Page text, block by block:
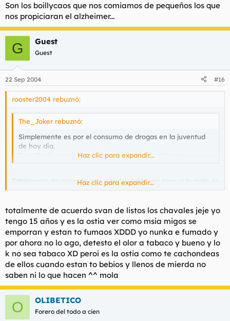
Son los boillycaos que nos comiamos de pequeños los que
nos propiciaran el alzheimer...
G Guest
Guest
22 Sep 2004 #16
rooster2004 rebuznó:
The_Joker rebuznó:
Simplemente es por el consumo de drogas en la juventud
de hoy dia.
Con 13 años se cojen unos pedos increibles.[/quote
Haz clic para expandir...
Totalmente de acuerdo con usted, y cada vez peor, y lo malo es
que han conseguido que ellos lo vean como algo normal, no se
piensan que van de listos, que inocentes....., tambien cada vez
hay mas en tratamiento psiquiatrico.Y en unos años....... peor
Haz clic para expandir...
totalmente de acuerdo svan de listos los chavales jeje yo
tengo 15 años y es la ostia ver como msia migos se
emporran y estan to fumaos XDDD yo nunka e fumado y
por ahora no lo ago, detesto el olor a tabaco y bueno y lo
k no sea tabaco XD peroi es la ostia como te cachondeas
de ellos cuando estan to bebios y llenos de mierda no
saben ni lo que hacen ^^ mola
O OLIBETICO
Forero del todo a cien